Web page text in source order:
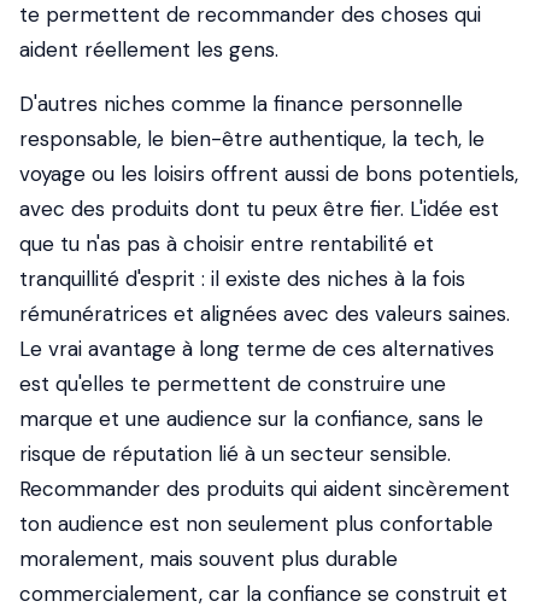
te permettent de recommander des choses qui
aident réellement les gens.
D'autres niches comme la finance personnelle
responsable, le bien-être authentique, la tech, le
voyage ou les loisirs offrent aussi de bons potentiels,
avec des produits dont tu peux être fier. L'idée est
que tu n'as pas à choisir entre rentabilité et
tranquillité d'esprit : il existe des niches à la fois
rémunératrices et alignées avec des valeurs saines.
Le vrai avantage à long terme de ces alternatives
est qu'elles te permettent de construire une
marque et une audience sur la confiance, sans le
risque de réputation lié à un secteur sensible.
Recommander des produits qui aident sincèrement
ton audience est non seulement plus confortable
moralement, mais souvent plus durable
commercialement, car la confiance se construit et